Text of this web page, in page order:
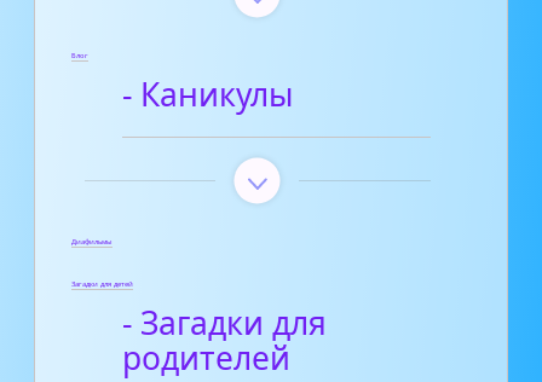
Блог
- Каникулы
Диафильмы
Загадки для детей
- Загадки для
родителей